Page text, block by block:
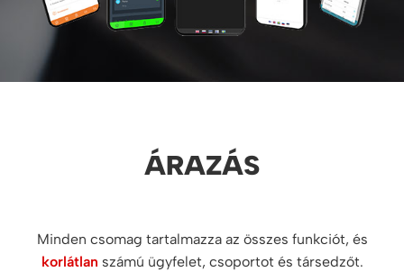
ÁRAZÁS
Minden csomag tartalmazza az összes funkciót, és
korlátlan számú ügyfelet, csoportot és társedzőt.